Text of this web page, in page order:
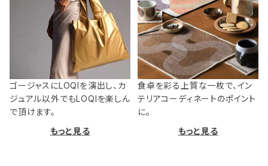
ゴージャスにLOQIを演出し、カ
ジュアル以外でもLOQIを楽しん
で頂けます。
もっと見る
食卓を彩る上質な一枚で、イン
テリアコーディネートのポイント
に。
もっと見る